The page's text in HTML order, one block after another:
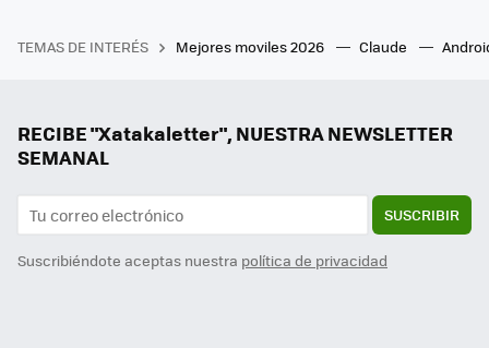
TEMAS DE INTERÉS Mejores moviles 2026 Claude
RECIBE "Xatakaletter", NUESTRA NEWSLETTER
SEMANAL
SUSCRIBIR
Suscribiéndote aceptas nuestra política de privacidad